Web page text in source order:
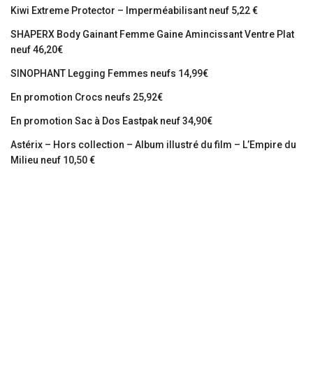
Kiwi Extreme Protector – Imperméabilisant neuf 5,22 €
SHAPERX Body Gainant Femme Gaine Amincissant Ventre Plat
neuf 46,20€
SINOPHANT Legging Femmes neufs 14,99€
En promotion Crocs neufs 25,92€
En promotion Sac à Dos Eastpak neuf 34,90€
Astérix – Hors collection – Album illustré du film – L’Empire du
Milieu neuf 10,50 €